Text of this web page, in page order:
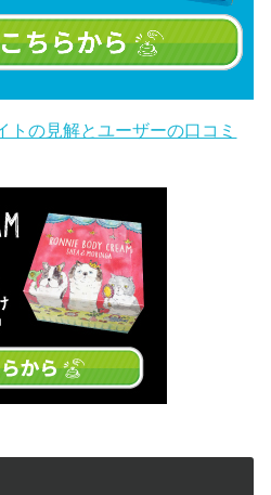
トの見解とユーザーの口コミ